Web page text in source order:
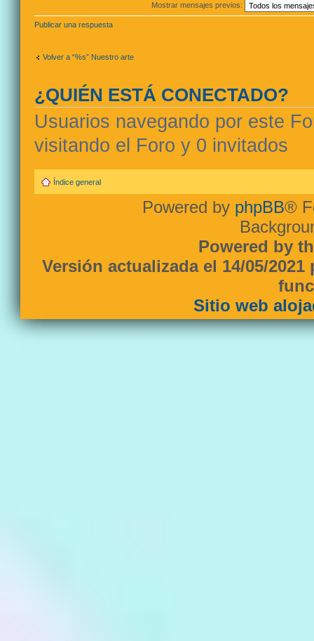
Mostrar mensajes previos:
Publicar una respuesta
Volver a “%s” Nuestro arte
¿QUIÉN ESTÁ CONECTADO?
Usuarios navegando por este
visitando el Foro y 0 invitados
Índice general
Powered by phpBB®
Powered by
Versión actualizada el 14/05/
Sitio web